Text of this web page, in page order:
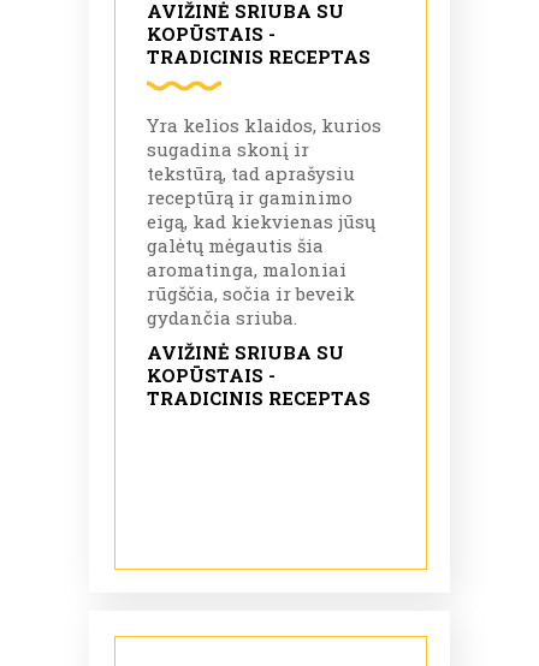
AVIŽINĖ SRIUBA SU
KOPŪSTAIS -
TRADICINIS RECEPTAS
Yra kelios klaidos, kurios
sugadina skonį ir
tekstūrą, tad aprašysiu
receptūrą ir gaminimo
eigą, kad kiekvienas jūsų
galėtų mėgautis šia
aromatinga, maloniai
rūgščia, sočia ir beveik
gydančia sriuba.
AVIŽINĖ SRIUBA SU
KOPŪSTAIS -
TRADICINIS RECEPTAS